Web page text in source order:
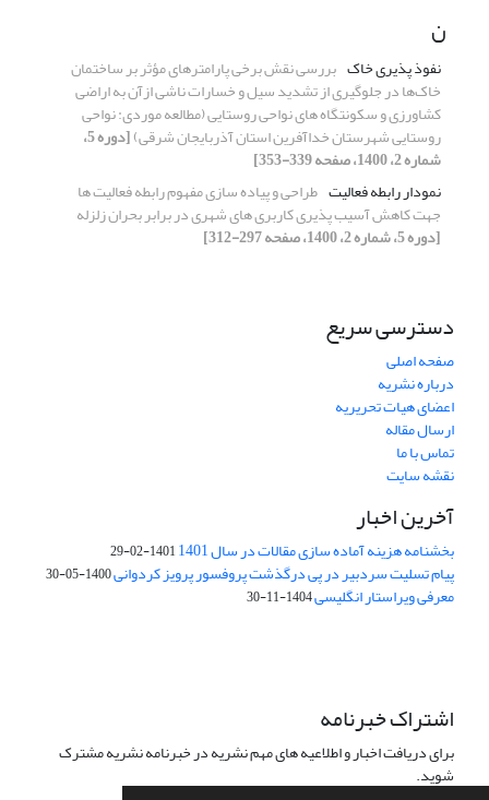
ن
نفوذ پذیری خاک بررسی نقش برخی پارامترهای مؤثر بر ساختمان
خاک‌ها در جلوگیری از تشدید سیل و خسارات ناشی ازآن به اراضی
کشاورزی و سکونتگاه های نواحی روستایی (مطالعه موردی: نواحی
روستایی شهرستان خداآفرین استان آذربایجان شرقی) [دوره 5،
شماره 2، 1400، صفحه 339-353]
نمودار رابطه فعالیت طراحی و پیاده سازی مفهوم رابطه فعالیت ها
جهت کاهش آسیب پذیری کاربری های شهری در برابر بحران زلزله
[دوره 5، شماره 2، 1400، صفحه 297-312]
دسترسی سریع
صفحه اصلی
درباره نشریه
اعضای هیات تحریریه
ارسال مقاله
تماس با ما
نقشه سایت
آخرین اخبار
بخشنامه هزینه آماده سازی مقالات در سال 1401 1401-02-29
پیام تسلیت سردبیر در پی درگذشت پروفسور پرویز کردوانی1400-05-30
معرفی ویراستار انگلیسی1404-11-30
اشتراک خبرنامه
برای دریافت اخبار و اطلاعیه های مهم نشریه در خبرنامه نشریه مشترک
شوید.